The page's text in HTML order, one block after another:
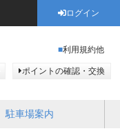
ログイン
利用規約他
ポイントの確認・交換
駐車場案内